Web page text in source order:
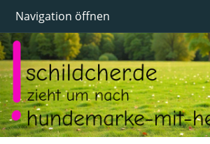
Navigation öffnen